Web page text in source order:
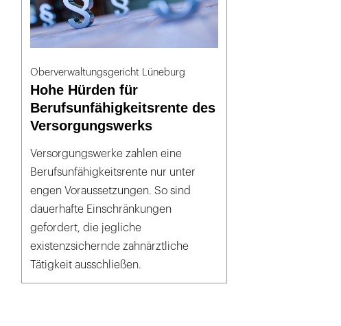
Oberverwaltungsgericht Lüneburg
Hohe Hürden für
Berufsunfähigkeitsrente des
Versorgungswerks
Versorgungswerke zahlen eine
Berufsunfähigkeitsrente nur unter
engen Voraussetzungen. So sind
dauerhafte Einschränkungen
gefordert, die jegliche
existenzsichernde zahnärztliche
Tätigkeit ausschließen.